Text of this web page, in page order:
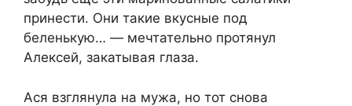
принести. Они такие вкусные под
беленькую… — мечтательно протянул
Алексей, закатывая глаза.
Ася взглянула на мужа, но тот снова